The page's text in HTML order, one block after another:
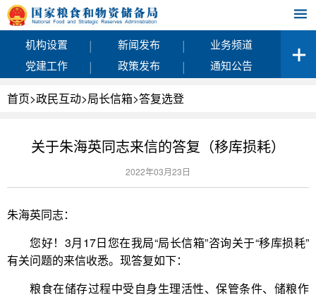
机构设置 | 新闻发布 |
业务频道
党建工作
| 政策发布 | 通知公告
首页>政民互动>局长信箱>答复选登
关于朱海英同志来信的答复（移库损耗）
2022年03月23日
朱海英同志：
您好！3月17日您在我局“局长信箱”咨询关于“移库损耗”
有关问题的来信收悉。现答复如下：
粮食在储存过程中受自身生理活性、保管条件、储粮作